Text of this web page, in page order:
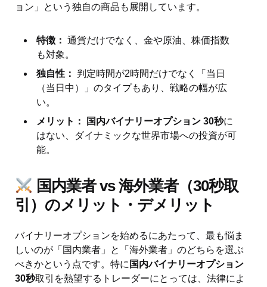
ョン」という独自の商品も展開しています。
特徴： 通貨だけでなく、金や原油、株価指数
も対象。
独自性：
判定時間が2時間だけでなく「当日
（当日中）」のタイプもあり、戦略の幅が広
い。
メリット：
国内バイナリーオプション 30秒に
はない、ダイナミックな世界市場への投資が可
能。
国内業者 vs 海外業者（30秒取
引）のメリット・デメリット
バイナリーオプションを始めるにあたって、最も悩ま
しいのが「国内業者」と「海外業者」のどちらを選ぶ
べきかという点です。特に 国内バイナリーオプション
30秒取引を熱望するトレーダーにとっては、法律によ